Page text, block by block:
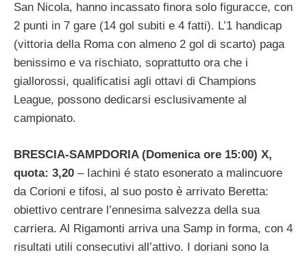
San Nicola, hanno incassato finora solo figuracce, con
2 punti in 7 gare (14 gol subiti e 4 fatti). L’1 handicap
(vittoria della Roma con almeno 2 gol di scarto) paga
benissimo e va rischiato, soprattutto ora che i
giallorossi, qualificatisi agli ottavi di Champions
League, possono dedicarsi esclusivamente al
campionato.
BRESCIA-SAMPDORIA (Domenica ore 15:00) X,
quota: 3,20 – Iachini é stato esonerato a malincuore
da Corioni e tifosi, al suo posto è arrivato Beretta:
obiettivo centrare l’ennesima salvezza della sua
carriera. Al Rigamonti arriva una Samp in forma, con 4
risultati utili consecutivi all’attivo. I doriani sono la